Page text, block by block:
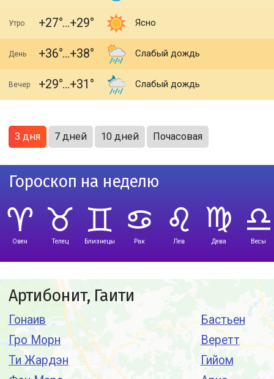
Утро +27 +29 Ясно
День +36 +38 Слабый дождь
Вечер +29 +31 Слабый дождь
3 дня 7 дней 10 дней Почасовая
Гороскоп на неделю
Овен Телец Близнецы Рак Лев Дева Весы
Артибонит, Гаити
Гонаив
Гро Морн
Ти Жардэн
Бастьен
Веретт
Гийом